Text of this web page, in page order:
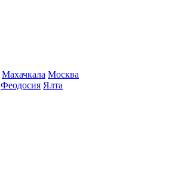
Махачкала Москва
Феодосия Ялта